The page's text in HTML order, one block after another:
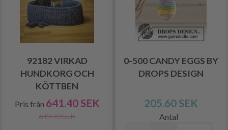
92182 VIRKAD
HUNDKORG OCH
KÖTTBEN
Pris från 641.40 SEK
649.40 SEK
0-500 CANDY EGGS BY
DROPS DESIGN
205.60 SEK
Antal